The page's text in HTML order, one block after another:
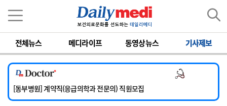
전체뉴스 메디라이프 동영상뉴스 기사제보
[서울아산병원] 2026년 하반기 인턴 모집
[영남대학교의료원] 마취통증의학과 임기제 임상의사 채용
[충남대학교병원] 소아청소년과(소아응급전담) 계약직 의사 공개채용
[동부병원] 계약직(응급의학과 전문의) 직원모집
[이대목동병원] 하반기 전공의(레지던트1년차) 모집